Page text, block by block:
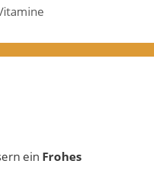
ein Frohes